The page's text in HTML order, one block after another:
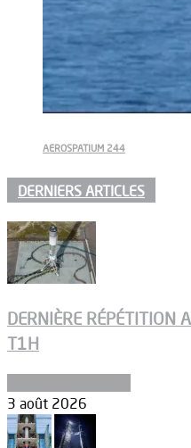
AEROSPATIUM 244
DERNIERS ARTICLES
DERNIÈRE RÉPÉTITION
T1H
3 août 2026